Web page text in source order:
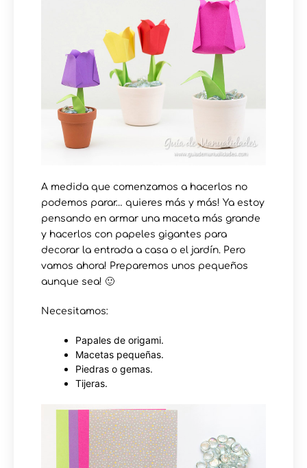
A medida que comenzamos a hacerlos no
podemos parar… quieres más y más! Ya estoy
pensando en armar una maceta más grande
y hacerlos con papeles gigantes para
decorar la entrada a casa o el jardín. Pero
vamos ahora! Preparemos unos pequeños
aunque sea! 🙂
Necesitamos:
Papales de origami.
Macetas pequeñas.
Piedras o gemas.
Tijeras.